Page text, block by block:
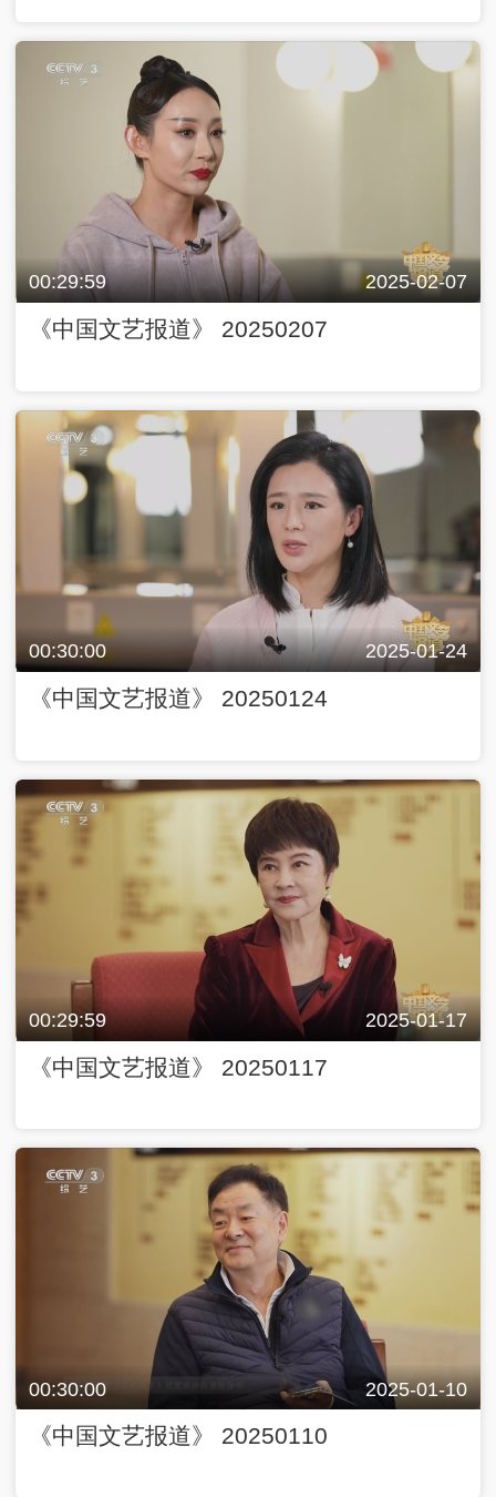
00:29:59 2025-02-07
《中国文艺报道》 20250207
00:30:00 2025-01-24
《中国文艺报道》 20250124
00:29:59 2025-01-17
《中国文艺报道》 20250117
00:30:00 2025-01-10
《中国文艺报道》 20250110